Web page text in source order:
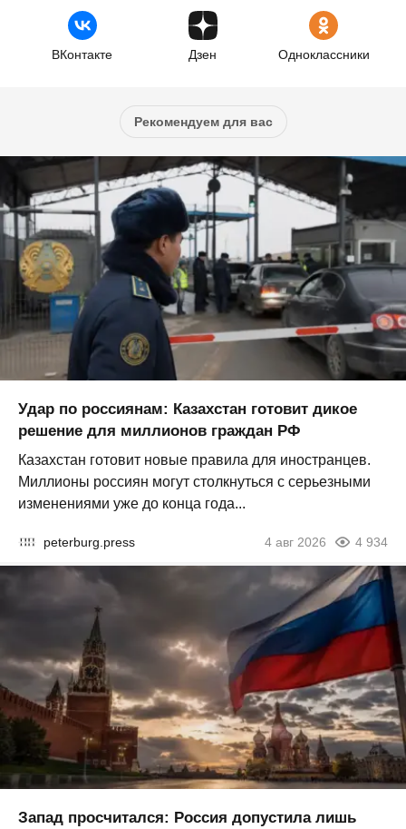
ВКонтакте Дзен Одноклассники
Рекомендуем для вас
Удар по россиянам: Казахстан готовит дикое
решение для миллионов граждан РФ
Казахстан готовит новые правила для иностранцев.
Миллионы россиян могут столкнуться с серьезными
изменениями уже до конца года...
peterburg.press 4 авг 2026 4 934
Запад просчитался: Россия допустила лишь